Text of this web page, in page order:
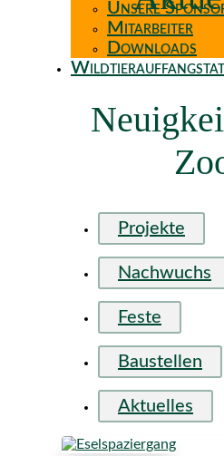
Unsere
Mitarbeiter
Downloads
Projekte
Nachwuchs
Feste
Baustellen
Aktuelles